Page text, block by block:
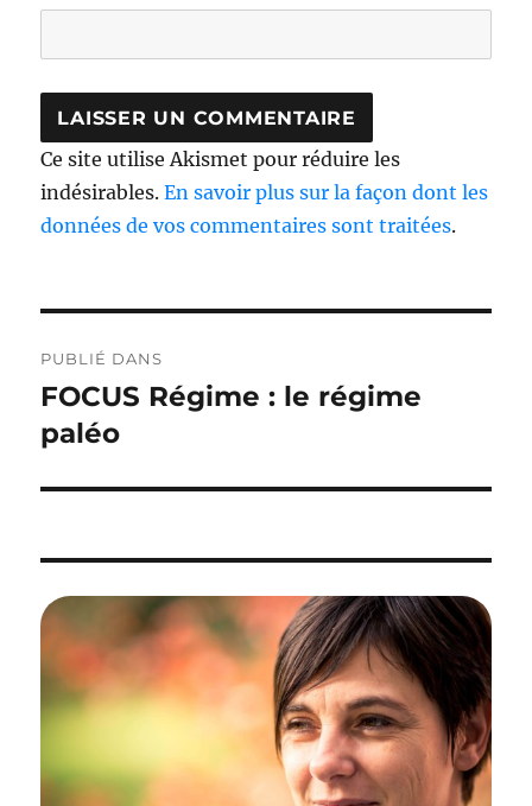
Ce site utilise Akismet pour réduire les
indésirables.En savoir plus sur la façon dont les
données de vos commentaires sont traitées.
de
l’article
PUBLIÉ DANS
FOCUS Régime : le régime
paléo